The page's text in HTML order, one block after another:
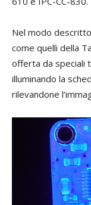
Nel modo
come quelli della
offerta da speciali
illuminando la
rilevandone